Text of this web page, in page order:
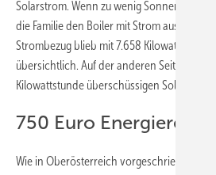
Solarstrom. Wenn zu wenig Sonnenenergie
die Familie den Boiler mit Strom aus dem
Strombezug blieb mit 7.658
übersichtlich. Auf der anderen Seite hat die
Kilowattstunde überschüssigen Solarstrom
750 Euro
Wie in Oberösterreich vorgeschrieben